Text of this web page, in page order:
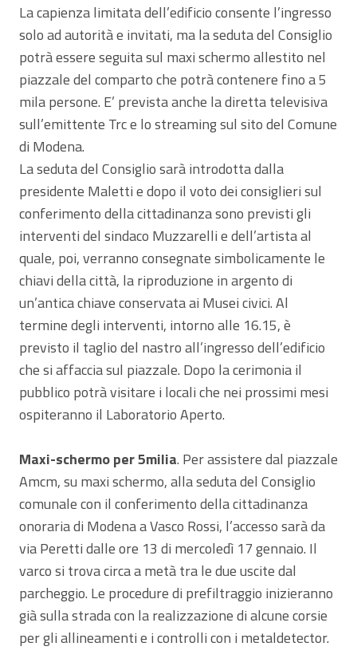
La capienza limitata dell’edificio consente l’ingresso
solo ad autorità e invitati, ma la seduta del Consiglio
potrà essere seguita sul maxi schermo allestito nel
piazzale del comparto che potrà contenere fino a 5
mila persone. E’ prevista anche la diretta televisiva
sull’emittente Trc e lo streaming sul sito del Comune
di Modena.
La seduta del Consiglio sarà introdotta dalla
presidente Maletti e dopo il voto dei consiglieri sul
conferimento della cittadinanza sono previsti gli
interventi del sindaco Muzzarelli e dell’artista al
quale, poi, verranno consegnate simbolicamente le
chiavi della città, la riproduzione in argento di
un’antica chiave conservata ai Musei civici. Al
termine degli interventi, intorno alle 16.15, è
previsto il taglio del nastro all’ingresso dell’edificio
che si affaccia sul piazzale. Dopo la cerimonia il
pubblico potrà visitare i locali che nei prossimi mesi
ospiteranno il Laboratorio Aperto.
Maxi-schermo per 5milia. Per assistere dal piazzale
Amcm, su maxi schermo, alla seduta del Consiglio
comunale con il conferimento della cittadinanza
onoraria di Modena a Vasco Rossi, l’accesso sarà da
via Peretti dalle ore 13 di mercoledì 17 gennaio. Il
varco si trova circa a metà tra le due uscite dal
parcheggio. Le procedure di prefiltraggio inizieranno
già sulla strada con la realizzazione di alcune corsie
per gli allineamenti e i controlli con i metaldetector.